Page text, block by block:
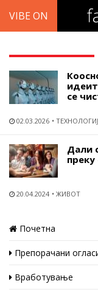
VIBE ON
се
02.03.2026
Дали
20.04.2024 ЖИВОТ
Почетна
Препорачани
Вработување